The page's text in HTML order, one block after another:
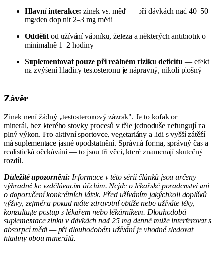
Hlavní interakce: zinek vs. měď — při dávkách nad 40–50
mg/den doplnit 2–3 mg mědi
Oddělit od užívání vápníku, železa a některých antibiotik o
minimálně 1–2 hodiny
Suplementovat pouze při reálném riziku deficitu — efekt
na zvýšení hladiny testosteronu je nápravný, nikoli plošný
Závěr
Zinek není žádný „testosteronový zázrak". Je to kofaktor —
minerál, bez kterého stovky procesů v těle jednoduše nefungují na
plný výkon. Pro aktivní sportovce, vegetariány a lidi s vyšší zátěží
má suplementace jasné opodstatnění. Správná forma, správný čas a
realistická očekávání — to jsou tři věci, které znamenají skutečný
rozdíl.
Důležité upozornění: Informace v této sérii článků jsou určeny
výhradně ke vzdělávacím účelům. Nejde o lékařské poradenství ani
o doporučení konkrétních látek. Před užíváním jakýchkoli doplňků
výživy, zejména pokud máte zdravotní obtíže nebo užíváte léky,
konzultujte postup s lékařem nebo lékárníkem. Dlouhodobá
suplementace zinku v dávkách nad 25 mg denně může interferovat s
absorpcí mědi — při dlouhodobém užívání je vhodné sledovat
hladiny obou minerálů.